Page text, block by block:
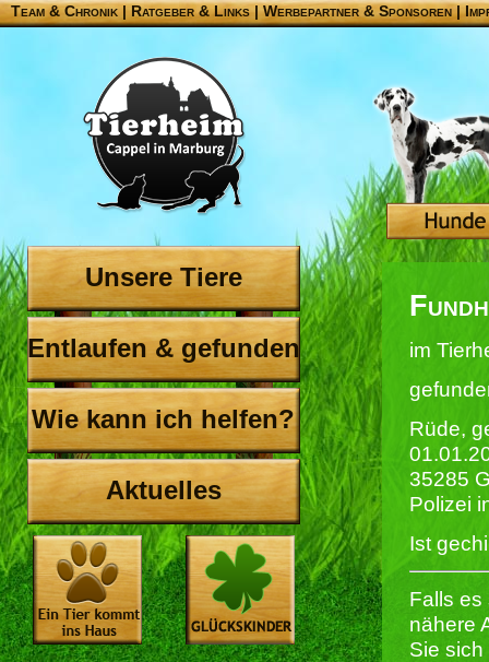
Team & Chronik |Ratgeber & Links|Werbepartner & Sponsoren|
Unsere Tiere
Entlaufen & gefunden
Wie kann ich helfen?
Aktuelles
im
Rüde,
35285
Polizei
Ist
Falls es
nähere
Sie sich